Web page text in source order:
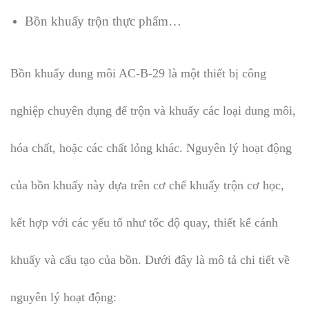
Bồn khuấy trộn thực phẩm…​
Bồn khuấy dung môi AC-B-29 là một thiết bị công
nghiệp chuyên dụng để trộn và khuấy các loại dung môi,
hóa chất, hoặc các chất lỏng khác. Nguyên lý hoạt động
của bồn khuấy này dựa trên cơ chế khuấy trộn cơ học,
kết hợp với các yếu tố như tốc độ quay, thiết kế cánh
khuấy và cấu tạo của bồn. Dưới đây là mô tả chi tiết về
nguyên lý hoạt động: